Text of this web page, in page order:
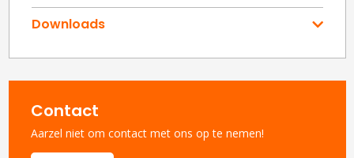
Downloads
Contact
Aarzel niet om contact met ons op te nemen!